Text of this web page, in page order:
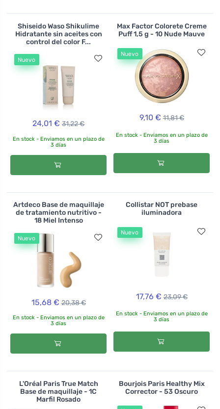
Shiseido Waso Shikulime
Hidratante sin aceites con
control del color F...
Nuevo
24,01 € 31,22 €
En stock - Enviamos en un plazo de
3 días
Max Factor Colorete Creme
Puff 1,5 g - 10 Nude Mauve
Nuevo
9,10 € 11,81 €
En stock - Enviamos en un plazo de
3 días
Artdeco Base de maquillaje
de tratamiento nutritivo -
18 Miel Intenso
Nuevo
15,68 € 20,38 €
En stock - Enviamos en un plazo de
3 días
Collistar NOT prebase
iluminadora
Nuevo
17,76 € 23,09 €
En stock - Enviamos en un plazo de
3 días
L'Oréal Paris True Match
Base de maquillaje - 1C
Marfil Rosado
Bourjois Paris Healthy Mix
Corrector - 53 Oscuro